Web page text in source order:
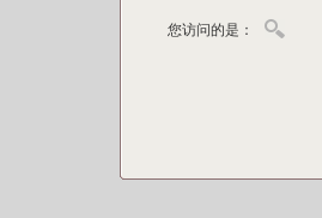
您访问的是：